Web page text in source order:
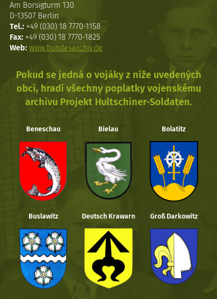
Am Borsigturm 130
D-13507 Berlin
Tel.: +49 (030) 18 7770-1158
Fax: +49 (030) 18 7770-1825
Web: www.bundesarchiv.de
Pokud se jedná o vojáky z níže uvedených
obcí, hradí všechny poplatky vojenskému
archivu Projekt Hultschiner-Soldaten.
Beneschau Bielau Bolatitz
Buslawitz Deutsch Krawarn Groß Darkowitz